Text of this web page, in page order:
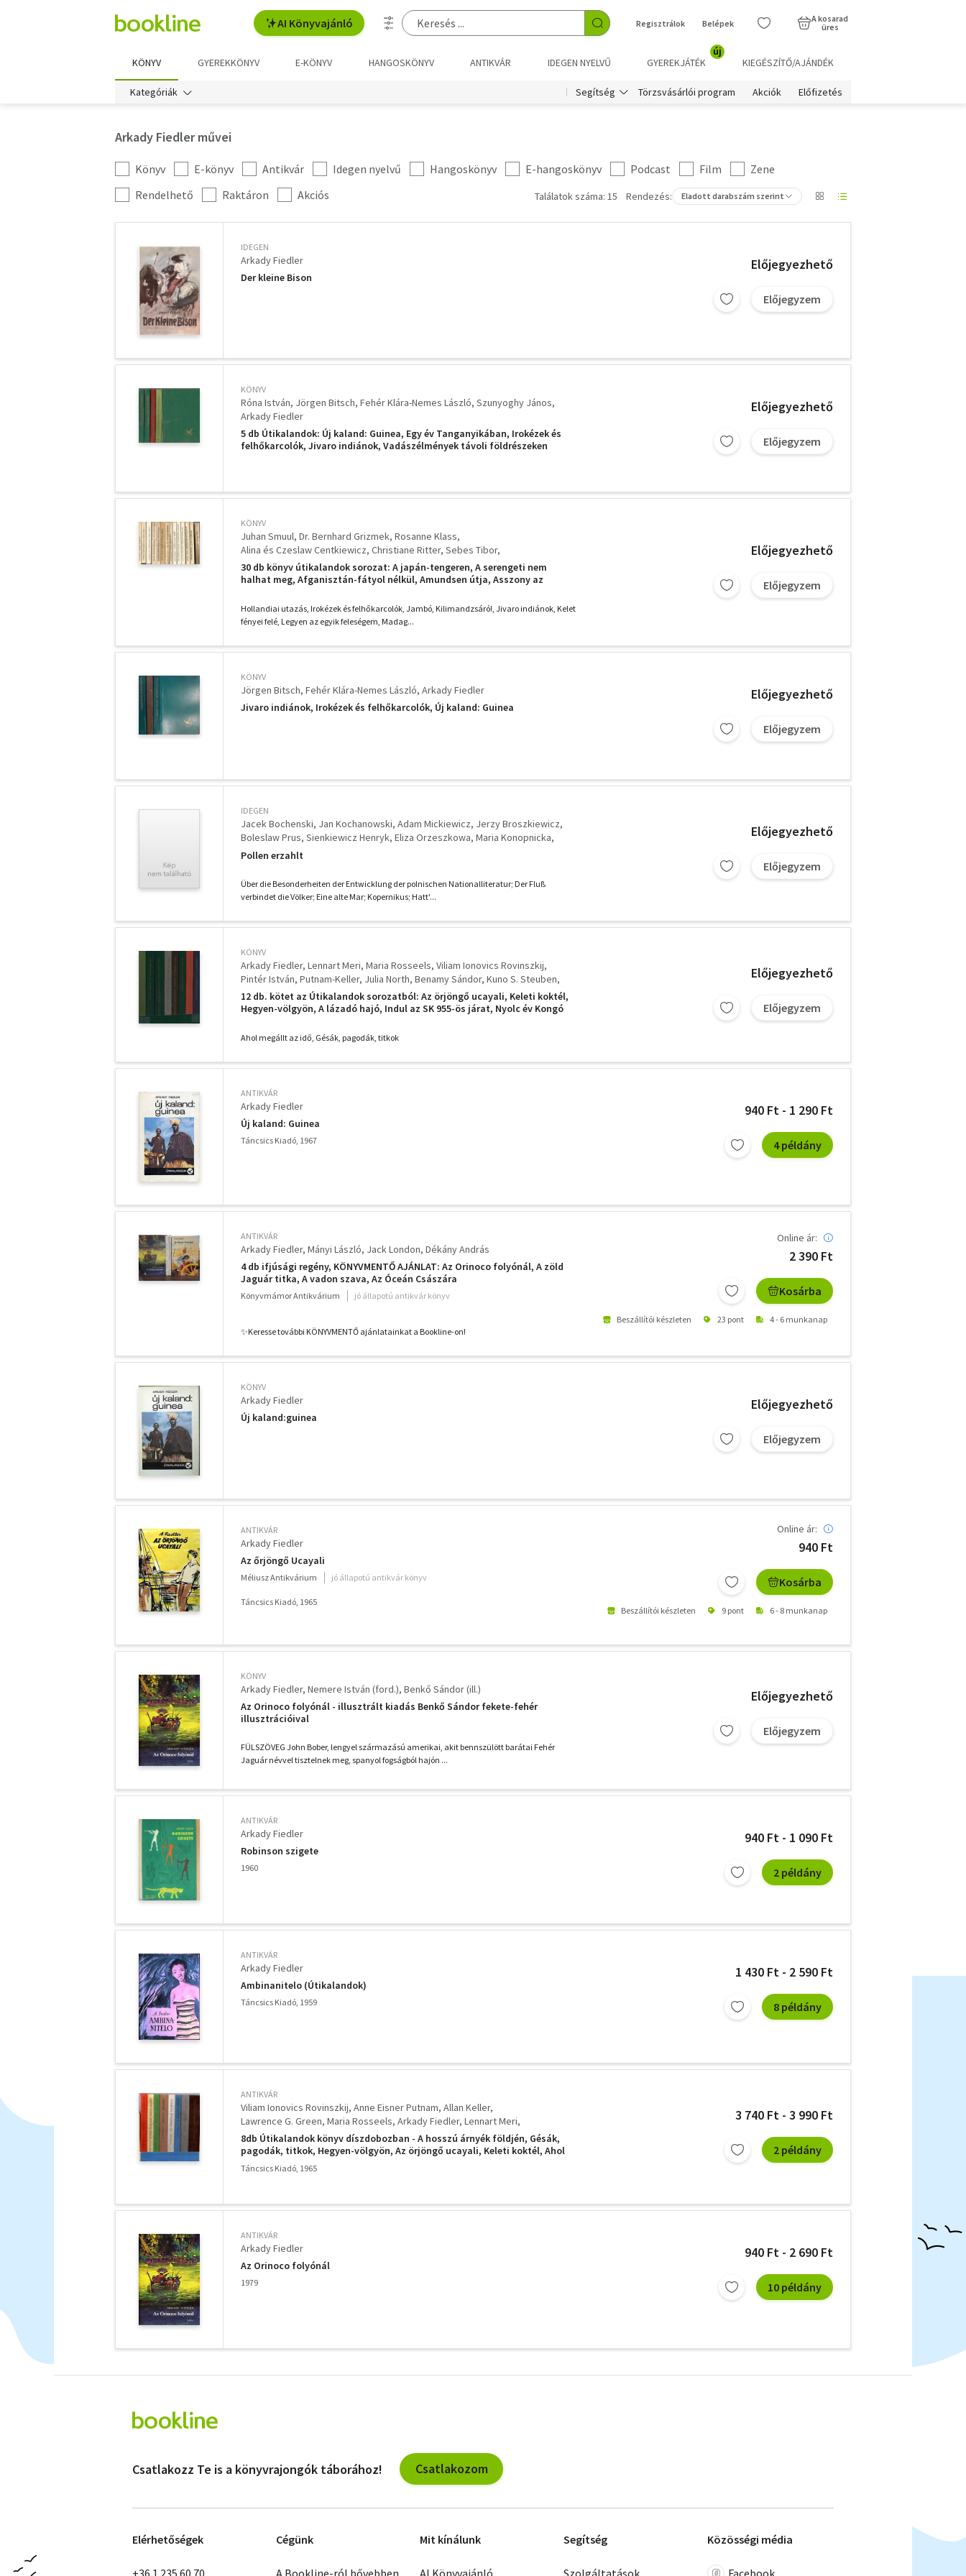
AI Könyvajánló Regisztrálok Belépek
A kosarad
üres
KÖNYV GYEREKKÖNYV E-KÖNYV HANGOSKÖNYV ANTIKVÁR IDEGEN NYELVŰ GYEREKJÁTÉK
új
KIEGÉSZÍTŐ/AJÁNDÉK
Kategóriák Segítség Törzsvásárlói program Akciók Előfizetés
Arkady Fiedler művei
Kategória
szűrés
Könyv E-könyv Antikvár Idegen nyelvű Hangoskönyv E-hangoskönyv Podcast Film
Zene
További
szűrők
Rendelhető Raktáron Akciós Találatok száma: 15 Rendezés: Eladott darabszám szerint
IDEGEN
Arkady Fiedler
Der kleine Bison
Előjegyezhető
Előjegyzem
KÖNYV
Róna István Jörgen Bitsch Fehér Klára-Nemes László Szunyoghy János
Arkady Fiedler
5 db Útikalandok: Új kaland: Guinea, Egy év Tanganyikában, Irokézek és
felhőkarcolók, Jivaro indiánok, Vadászélmények távoli földrészeken
Előjegyezhető
Előjegyzem
KÖNYV
Juhan Smuul Dr. Bernhard Grizmek Rosanne Klass
Alina és Czeslaw Centkiewicz Christiane Ritter Sebes Tibor
Szunyoghy János Sven Gillsäter Gál Zsuzsanna Wolanowski
Gál György Sándor Fehér Klára-Nemes László Jörgen Bitsch
Wilfred Thesiger
Móricz Virág Földes Anna Barát Endre Barbara Toy
Rockenbauer Pál Gordon Young Róna István
30 db könyv útikalandok sorozat: A japán-tengeren, A serengeti nem
halhat meg, Afganisztán-fátyol nélkül, Amundsen útja, Asszony az
között, Feleség voltam New Yorkban, Holdfény Tahiti felet
Hollandiai utazás, Irokézek és felhőkarcolók, Jambó, Kilimandzsáró!, Jivaro indiánok, Kelet
fényei felé, Legyen az egyik feleségem, Madag...
Előjegyezhető
Előjegyzem
KÖNYV
Jörgen Bitsch Fehér Klára-Nemes László Arkady Fiedler
Jivaro indiánok, Irokézek és felhőkarcolók, Új kaland: Guinea
Előjegyezhető
Előjegyzem
IDEGEN
Jacek Bochenski Jan Kochanowski Adam Mickiewicz Jerzy Broszkiewicz
Boleslaw Prus Sienkiewicz Henryk Eliza Orzeszkowa Maria Konopnicka
Julian Tuwim Olbrzymek
Adam Wazyk
Ryszard Kapuscinski Wiktor Woroszylski Marian Brandys
Pollen erzahlt
Über die Besonderheiten der Entwicklung der polnischen Nationalliteratur; Der Fluß
verbindet die Völker; Eine alte Mar; Kopernikus; Hatt'...
Előjegyezhető
Előjegyzem
KÖNYV
Arkady Fiedler Lennart Meri Maria Rosseels Viliam Ionovics Rovinszkij
Pintér István Putnam-Keller Julia North Benamy Sándor Kuno S. Steuben
Gerald Durrell Lawrence G. Green Fehér K. -Nemes L.
12 db. kötet az Útikalandok sorozatból: Az örjöngő ucayali, Keleti koktél,
Hegyen-völgyön, A lázadó hajó, Indul az SK 955-ös járat, Nyolc év Kongó
fáraók aranybányáihoz, Noé bárkáján,
Ahol megállt az idő, Gésák, pagodák, titkok
Előjegyezhető
Előjegyzem
ANTIKVÁR
Arkady Fiedler
Új kaland: Guinea
Táncsics Kiadó, 1967
940 Ft - 1 290 Ft
4 példány
ANTIKVÁR
Arkady Fiedler Mányi László Jack London Dékány András
4 db ifjúsági regény, KÖNYVMENTŐ AJÁNLAT: Az Orinoco folyónál, A zöld
Jaguár titka, A vadon szava, Az Óceán Császára
Könyvmámor Antikvárium jó állapotú antikvár könyv
✨️Keresse további KÖNYVMENTŐ ajánlatainkat a Bookline-on!
Online ár:
2 390 Ft
Kosárba
Beszállítói készleten 23 pont 4 - 6 munkanap
KÖNYV
Arkady Fiedler
Új kaland:guinea
Előjegyezhető
Előjegyzem
ANTIKVÁR
Arkady Fiedler
Az őrjöngő Ucayali
Méliusz Antikvárium jó állapotú antikvár könyv
Táncsics Kiadó, 1965
Online ár:
940 Ft
Kosárba
Beszállítói készleten 9 pont 6 - 8 munkanap
KÖNYV
Arkady Fiedler Nemere István (ford.) Benkő Sándor (ill.)
Az Orinoco folyónál - illusztrált kiadás Benkő Sándor fekete-fehér
illusztrációival
FÜLSZÖVEG John Bober, lengyel származású amerikai, akit bennszülött barátai Fehér
Jaguár névvel tisztelnek meg, spanyol fogságból hajón ...
Előjegyezhető
Előjegyzem
ANTIKVÁR
Arkady Fiedler
Robinson szigete
1960
940 Ft - 1 090 Ft
2 példány
ANTIKVÁR
Arkady Fiedler
Ambinanitelo (Útikalandok)
Táncsics Kiadó, 1959
1 430 Ft - 2 590 Ft
8 példány
ANTIKVÁR
Viliam Ionovics Rovinszkij Anne Eisner Putnam Allan Keller
Lawrence G. Green Maria Rosseels Arkady Fiedler Lennart Meri
Fehér Klára-Nemes László Hans Ruesch
8db Útikalandok könyv díszdobozban - A hosszú árnyék földjén, Gésák,
pagodák, titkok, Hegyen-völgyön, Az örjöngő ucayali, Keleti koktél, Ahol
megállt az idő, A lázadó hajó, Nyolv év Kongó törpéi között
Táncsics Kiadó, 1965
3 740 Ft - 3 990 Ft
2 példány
ANTIKVÁR
Arkady Fiedler
Az Orinoco folyónál
1979
940 Ft - 2 690 Ft
10 példány
szűrők
Csatlakozz Te is a könyvrajongók táborához! Csatlakozom
Elérhetőségek Cégünk Mit kínálunk Segítség Közösségi média